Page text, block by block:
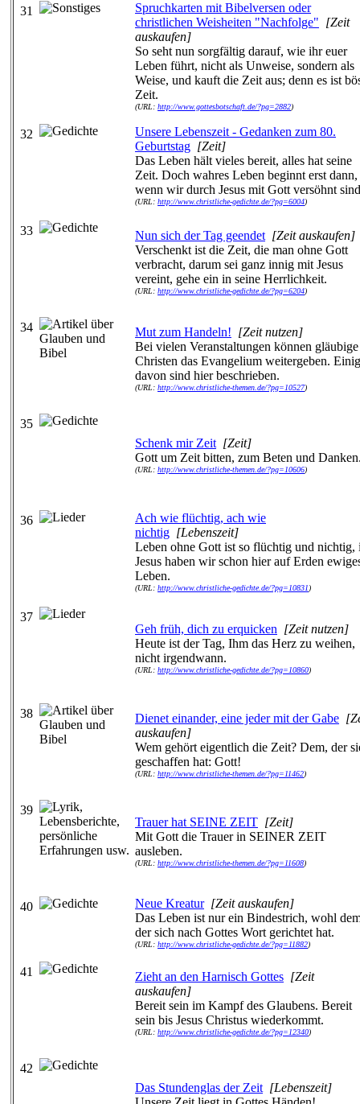
31
Spruchkarten mit Bibelversen oder
christlichen Weisheiten "Nachfolge" [Zeit
auskaufen]
So seht nun sorgfältig darauf, wie ihr euer
Leben führt, nicht als Unweise, sondern als
Weise, und kauft die Zeit aus; denn es ist
Zeit.
(URL: http://www.gottesbotschaft.de/?pg=2882)
32
Unsere Lebenszeit - Gedanken zum 80.
Geburtstag [Zeit]
Das Leben hält vieles bereit, alles hat seine
Zeit. Doch wahres Leben beginnt erst dann,
wenn wir durch Jesus mit Gott versöhnt
(URL: http://www.christliche-gedichte.de/?pg=6004)
33 Nun sich der Tag geendet [Zeit auskaufen]
Verschenkt ist die Zeit, die man ohne Gott
verbracht, darum sei ganz innig mit Jesus
vereint, gehe ein in seine Herrlichkeit.
(URL: http://www.christliche-gedichte.de/?pg=6204)
34 Mut zum Handeln! [Zeit nutzen]
Bei vielen Veranstaltungen können gläubige
Christen das Evangelium weitergeben.
davon sind hier beschrieben.
(URL: http://www.christliche-themen.de/?pg=10527)
35
Schenk mir Zeit [Zeit]
Gott um Zeit bitten, zum Beten und
(URL: http://www.christliche-themen.de/?pg=10606)
36
Ach wie flüchtig, ach wie
nichtig [Lebenszeit]
Leben ohne Gott ist so flüchtig und nichtig,
Jesus haben wir schon hier auf Erden
Leben.
(URL: http://www.christliche-gedichte.de/?pg=10831)
37
Geh früh, dich zu erquicken [Zeit nutzen]
Heute ist der Tag, Ihm das Herz zu weihen,
nicht irgendwann.
(URL: http://www.christliche-gedichte.de/?pg=10860)
38 Dienet einander, eine jeder mit der Gabe
auskaufen]
Wem gehört eigentlich die Zeit? Dem, der
geschaffen hat: Gott!
(URL: http://www.christliche-themen.de/?pg=11462)
39
Trauer hat SEINE ZEIT [Zeit]
Mit Gott die Trauer in SEINER ZEIT
ausleben.
(URL: http://www.christliche-themen.de/?pg=11608)
40 Neue Kreatur [Zeit auskaufen]
Das Leben ist nur ein Bindestrich, wohl
der sich nach Gottes Wort gerichtet hat.
(URL: http://www.christliche-gedichte.de/?pg=11882)
41 Zieht an den Harnisch Gottes [Zeit
auskaufen]
Bereit sein im Kampf des Glaubens. Bereit
sein bis Jesus Christus wiederkommt.
(URL: http://www.christliche-gedichte.de/?pg=12340)
42
Das Stundenglas der Zeit [Lebenszeit]